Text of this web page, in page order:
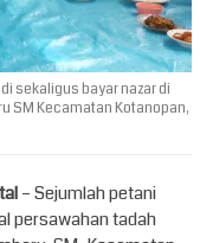
sekaligus bayar nazar di
SM Kecamatan Kotanopan,
– Sejumlah petani
persawahan tadah